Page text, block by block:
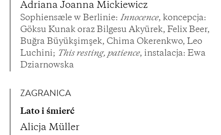
Adriana Joanna Mickiewicz
Sophiensæle w Berlinie: Innocence, koncepcja:
Göksu Kunak oraz Bilgesu Akyürek, Felix Beer,
Buğra Büyükşimşek, Chima Okerenkwo, Leo
Luchini; This resting, patience, instalacja: Ewa
Dziarnowska
ZAGRANICA
Lato i śmierć
Alicja Müller